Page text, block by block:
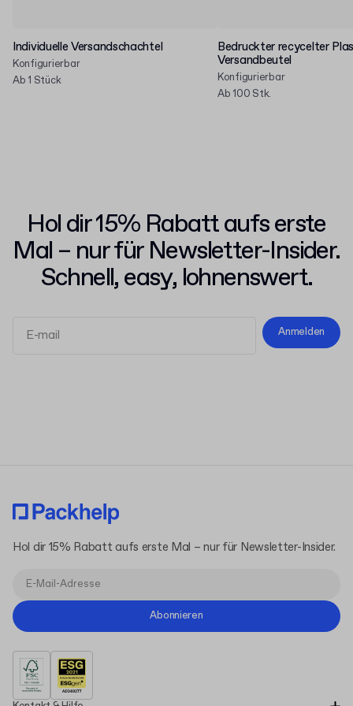
Individuelle Versandschachtel
Konfigurierbar
Ab 1 Stück
Bedruckter recycelter
Versandbeutel
Konfigurierbar
Ab 100 Stk.
Hol dir 15% Rabatt aufs erste
Mal – nur für Newsletter-Insider.
Schnell, easy, lohnenswert.
Anmelden
Hol dir 15% Rabatt aufs erste Mal – nur für Newsletter-Insider.
Abonnieren